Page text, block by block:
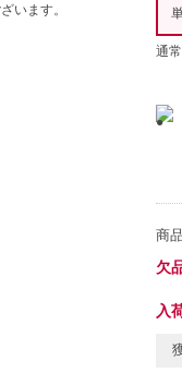
います。
通
商
欠
入